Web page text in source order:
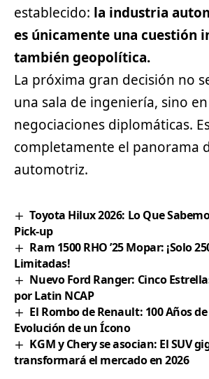
establecido: la industria
es únicamente una cuestión
también geopolítica.
La próxima gran decisión no
una sala de ingeniería, sino
negociaciones diplomáticas.
completamente el panorama
automotriz.
Toyota Hilux 2026: Lo Que
Pick-up
Ram 1500 RHO ’25 Mopar: ¡Solo
Limitadas!
Nuevo Ford Ranger: Cinco
por Latin NCAP
El Rombo de Renault: 100 Años
Evolución de un Ícono
KGM y Chery se asocian: El SUV
transformará el mercado en 2026